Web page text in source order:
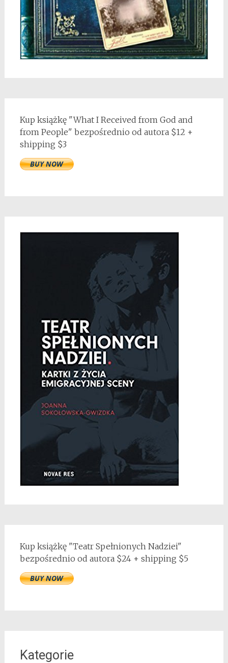
Kup książkę "What I Received from God and
from People" bezpośrednio od autora $12 +
shipping $3
Kup książkę "Teatr Spełnionych Nadziei"
bezpośrednio od autora $24 + shipping $5
Kategorie